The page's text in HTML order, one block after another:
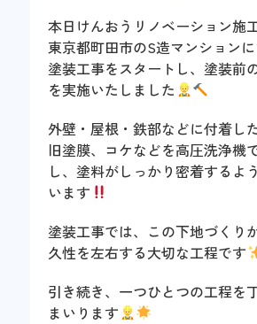
本日けんおうリノベーション施
東京都町田市のS造マンション
塗装工事をスタートし、塗装前
を実施いたしました
外壁・屋根・鉄部などに付着し
旧塗膜、コケなどを高圧洗浄機
し、塗料がしっかり密着するよ
います
塗装工事では、この下地づくり
久性を左右する大切な工程です
引き続き、一つひとつの工程を
まいります